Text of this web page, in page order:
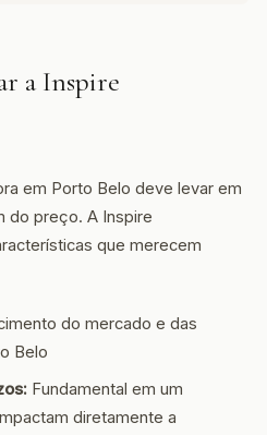
a Inspire
em Porto Belo deve levar em
do preço. A Inspire
que merecem
do mercado e das
Belo
Fundamental em um
diretamente a